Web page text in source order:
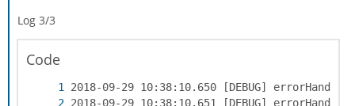
Log 3/3
Code